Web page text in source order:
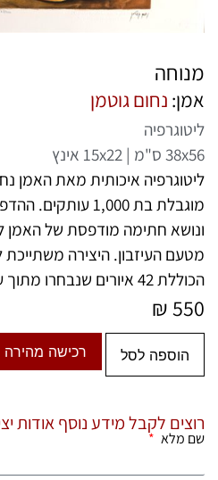
מנוחה
אמן: נחום גוטמן
ליטוגרפיה
38x56 ס"מ | 15x22 אינץ
ליטוגרפיה איכותית מאת האמן
ונושא חתימה מודפסת של
מטעם העיזבון. היצירה
הכוללת 42 איורים שנבחרו מתוך עבודותיו של גוטמן.
₪550
הוספה לסל רכישה מהירה
רוצים לקבל מידע נוסף אודות
שם מלא